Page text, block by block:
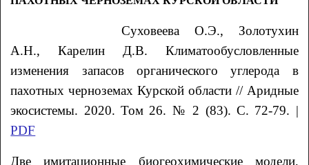
Суховеева О.Э., Золотухин
А.Н., Карелин Д.В. Климатообусловленные
изменения запасов органического углерода в
пахотных черноземах Курской области // Аридные
экосистемы. 2020. Том 26. № 2 (83). С. 72-79. |
PDF
Две имитационные биогеохимические модели,